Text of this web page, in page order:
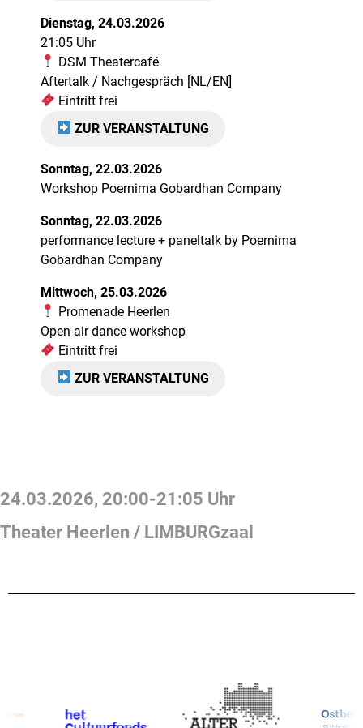
Dienstag, 24.03.2026
21:05 Uhr
DSM Theatercafé
Aftertalk / Nachgespräch [NL/EN]
Eintritt frei
ZUR VERANSTALTUNG
Sonntag, 22.03.2026
Workshop Poernima Gobardhan Company
Sonntag, 22.03.2026
performance lecture + paneltalk by Poernima
Gobardhan Company
Mittwoch, 25.03.2026
Promenade Heerlen
Open air dance workshop
Eintritt frei
ZUR VERANSTALTUNG
24.03.2026, 20:00-21:05 Uhr
Theater Heerlen / LIMBURGzaal